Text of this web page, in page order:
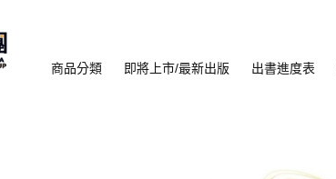
商品分類 即將上市/最新出版 出書進度表